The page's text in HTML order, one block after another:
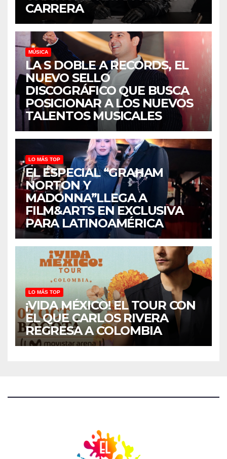
CARRERA
MÚSICA
LA S DOBLE A RECORDS, EL
NUEVO SELLO
DISCOGRÁFICO QUE BUSCA
POSICIONAR A LOS NUEVOS
TALENTOS MUSICALES
LO MÁS TOP
EL ESPECIAL “GRAHAM
NORTON Y
MADONNA”LLEGA A
FILM&ARTS EN EXCLUSIVA
PARA LATINOAMÉRICA
LO MÁS TOP
¡VIDA MÉXICO! EL TOUR CON
EL QUE CARLOS RIVERA
REGRESA A COLOMBIA